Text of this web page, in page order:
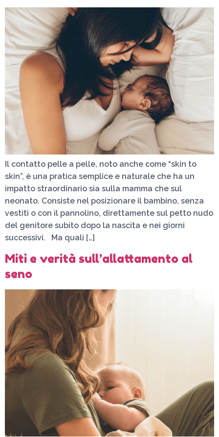
Il contatto pelle a pelle, noto anche come “skin to
skin”, è una pratica semplice e naturale che ha un
impatto straordinario sia sulla mamma che sul
neonato. Consiste nel posizionare il bambino, senza
vestiti o con il pannolino, direttamente sul petto nudo
del genitore subito dopo la nascita e nei giorni
successivi. Ma quali […]
Miti e verità sull’allattamento al
seno